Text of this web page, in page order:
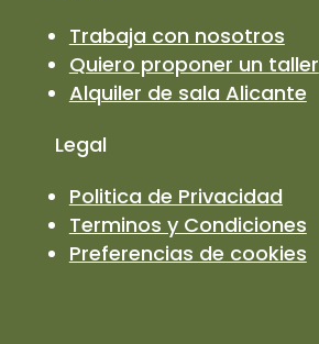
Trabaja con nosotros
Quiero proponer un taller
Alquiler de sala Alicante
Legal
Politica de Privacidad
Terminos y Condiciones
Preferencias de cookies